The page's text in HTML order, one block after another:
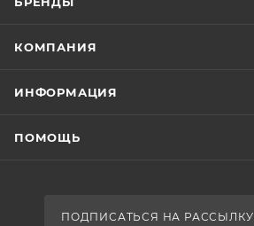
КОМПАНИЯ
ИНФОРМАЦИЯ
ПОМОЩЬ
ПОДПИСАТЬСЯ НА РАССЫЛКУ